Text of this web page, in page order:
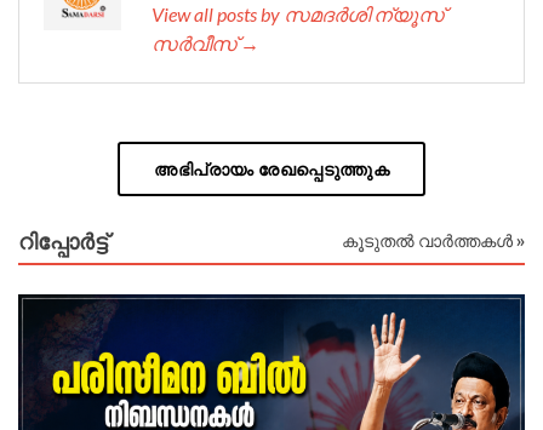
View all posts by സമദർശി ന്യൂസ്
സർവീസ് →
അഭിപ്രായം രേഖപ്പെടുത്തുക
റിപ്പോര്‍ട്ട് കൂടുതൽ വാർത്തകൾ »